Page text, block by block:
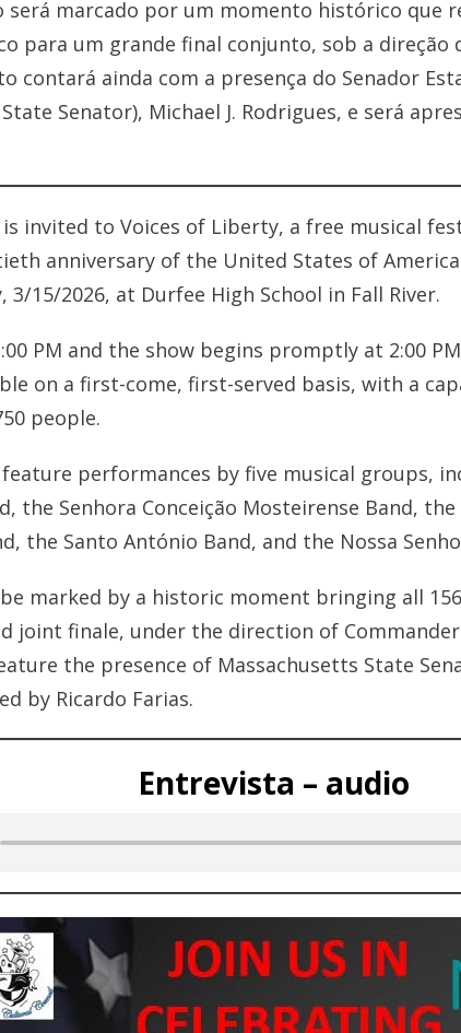
será marcado por um momento histórico que
para um grande final conjunto, sob a direção
contará ainda com a presença do Senador
Senator), Michael J. Rodrigues, e será
invited to Voices of Liberty, a free musical
anniversary of the United States of
3/15/2026, at Durfee High School in Fall River.
PM and the show begins promptly at 2:00
on a first-come, first-served basis, with a
people.
performances by five musical groups,
the Senhora Conceição Mosteirense Band, the
the Santo António Band, and the Nossa
marked by a historic moment bringing all
joint finale, under the direction of
the presence of Massachusetts State
by Ricardo Farias.
Entrevista – audio